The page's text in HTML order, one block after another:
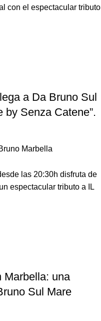
con el espectacular tributo
a Da Bruno Sul
by Senza Catene”.
Marbella
las 20:30h disfruta de
espectacular tributo a IL
Marbella: una
Sul Mare